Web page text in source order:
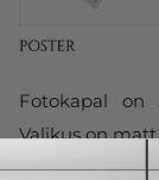
Fotokapal on
Valikus on